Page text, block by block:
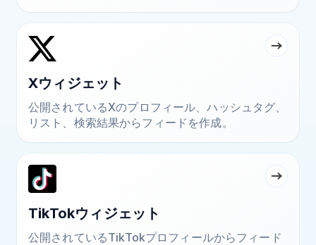
Xウィジェット
公開されているXのプロフィール、ハッシュタグ、
リスト、検索結果からフィードを作成。
TikTokウィジェット
公開されているTikTokプロフィールからフィード